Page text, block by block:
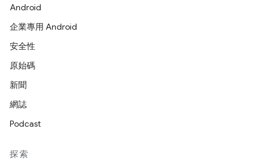
Android
企業專用 Android
安全性
原始碼
新聞
網誌
Podcast
探索